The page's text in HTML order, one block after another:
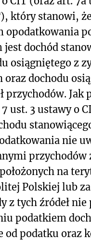
który stanowi, że
opodatkowania
jest dochód
osiągniętego z
oraz dochodu
przychodów. Jak
ust. 3 ustawy o
nie
przychodów
na
Polskiej lub
z tych źródeł nie
podatkiem
od podatku oraz